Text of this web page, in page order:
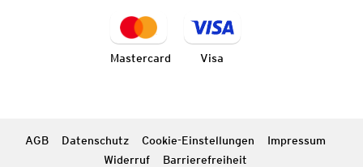
Mastercard Visa
AGB Datenschutz Cookie-Einstellungen
Impressum
Widerruf
Barrierefreiheit